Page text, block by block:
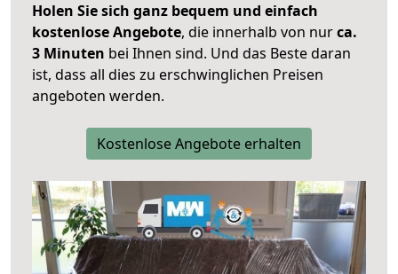
Holen Sie sich ganz bequem und einfach
kostenlose Angebote, die innerhalb von nurca.
3 Minuten bei Ihnen sind. Und das Beste daran
ist, dass all dies zu erschwinglichen Preisen
angeboten werden.
Kostenlose Angebote erhalten